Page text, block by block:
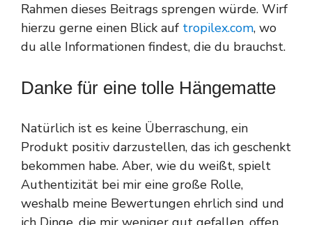
Rahmen dieses Beitrags sprengen würde. Wirf
hierzu gerne einen Blick auf tropilex.com, wo
du alle Informationen findest, die du brauchst.
Danke für eine tolle Hängematte
Natürlich ist es keine Überraschung, ein
Produkt positiv darzustellen, das ich geschenkt
bekommen habe. Aber, wie du weißt, spielt
Authentizität bei mir eine große Rolle,
weshalb meine Bewertungen ehrlich sind und